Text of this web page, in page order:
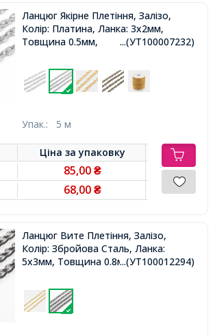
Ланцюг Якірне Плетіння, Залізо,
Колір: Платина, Ланка: 3x2мм,
Товщина 0.5мм,
...(УТ100007232)
Упак.: 5 м
Ціна заупаковку
85,00₴
68,00₴
Ланцюг Вите Плетіння, Залізо,
Колір: Збройова Сталь, Ланка:
5х3мм, Товщина 0.8мм,...(УТ100012294)